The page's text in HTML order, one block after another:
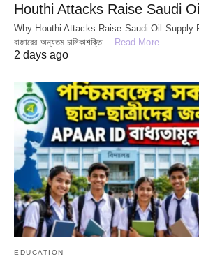
Houthi Attacks Raise Saudi
Why Houthi Attacks Raise Saudi Oil Supply
বাজারের অন্যতম চালিকাশক্তি…
Read More
2 days ago
EDUCATION